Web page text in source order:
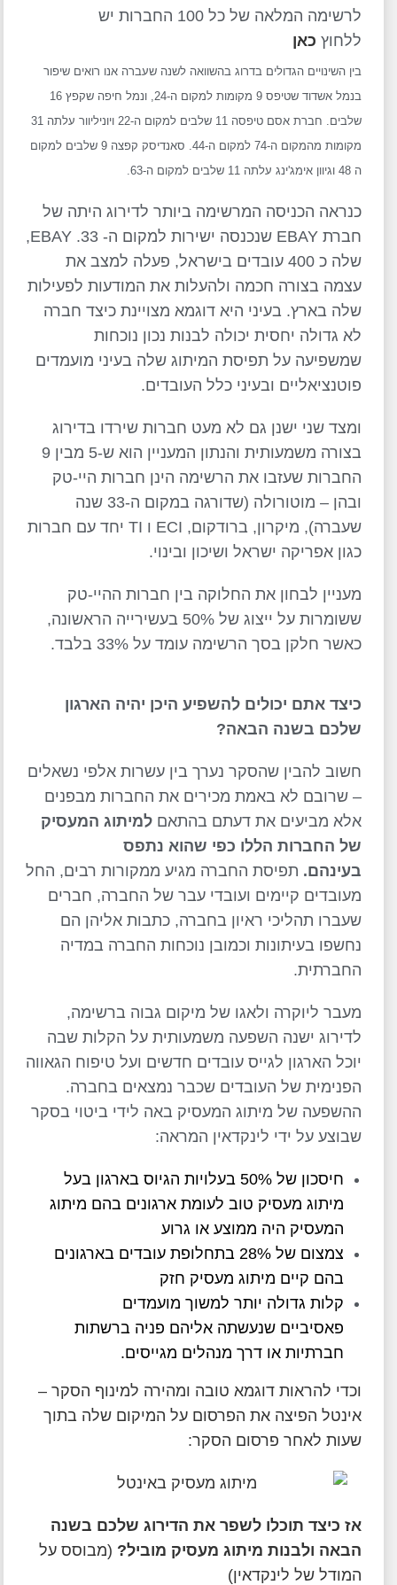
לרשימה המלאה של כל 100 החברות יש
ללחוץ כאן
בין השינויים הגדולים בדרוג בהשוואה לשנה שעברה אנו רואים שיפור
בנמל אשדוד שטיפס 9 מקומות למקום ה-24, ונמל חיפה שקפץ 16
שלבים. חברת אסם טיפסה 11 שלבים למקום ה-22 ויוניליוור עלתה 31
מקומות מהמקום ה-74 למקום ה-44. סאנדיסק קפצה 9 שלבים למקום
ה 48 וגיוון אימג'ינג עלתה 11 שלבים למקום ה-63.
כנראה הכניסה המרשימה ביותר לדירוג היתה של
חברת EBAY שנכנסה ישירות למקום ה- 33. EBAY,
שלה כ 400 עובדים בישראל, פעלה למצב את
עצמה בצורה חכמה ולהעלות את המודעות לפעילות
שלה בארץ. בעיני היא דוגמא מצויינת כיצד חברה
לא גדולה יחסית יכולה לבנות נכון נוכחות
שמשפיעה על תפיסת המיתוג שלה בעיני מועמדים
פוטנציאליים ובעיני כלל העובדים.
ומצד שני ישנן גם לא מעט חברות שירדו בדירוג
בצורה משמעותית והנתון המעניין הוא ש-5 מבין 9
החברות שעזבו את הרשימה הינן חברות היי-טק
ובהן – מוטורולה (שדורגה במקום ה-33 שנה
שעברה), מיקרון, ברודקום, ECI ו TI יחד עם חברות
כגון אפריקה ישראל ושיכון ובינוי.
מעניין לבחון את החלוקה בין חברות ההיי-טק
ששומרות על ייצוג של 50% בעשירייה הראשונה,
כאשר חלקן בסך הרשימה עומד על 33% בלבד.
כיצד אתם יכולים להשפיע היכן יהיה הארגון
שלכם בשנה הבאה?
חשוב להבין שהסקר נערך בין עשרות אלפי נשאלים
– שרובם לא באמת מכירים את החברות מבפנים
אלא מביעים את דעתם בהתאם למיתוג המעסיק
של החברות הללו כפי שהוא נתפס
בעינהם. תפיסת החברה מגיע ממקורות רבים, החל
מעובדים קיימים ועובדי עבר של החברה, חברים
שעברו תהליכי ראיון בחברה, כתבות אליהן הם
נחשפו בעיתונות וכמובן נוכחות החברה במדיה
החברתית.
מעבר ליוקרה ולאגו של מיקום גבוה ברשימה,
לדירוג ישנה השפעה משמעותית על הקלות שבה
יוכל הארגון לגייס עובדים חדשים ועל טיפוח הגאווה
הפנימית של העובדים שכבר נמצאים בחברה.
ההשפעה של מיתוג המעסיק באה לידי ביטוי בסקר
שבוצע על ידי לינקדאין המראה:
חיסכון של 50% בעלויות הגיוס בארגון בעל
מיתוג מעסיק טוב לעומת ארגונים בהם מיתוג
המעסיק היה ממוצע או גרוע
צמצום של 28% בתחלופת עובדים בארגונים
בהם קיים מיתוג מעסיק חזק
קלות גדולה יותר למשוך מועמדים
פאסיביים שנעשתה אליהם פניה ברשתות
חברתיות או דרך מנהלים מגייסים.
וכדי להראות דוגמא טובה ומהירה למינוף הסקר –
אינטל הפיצה את הפרסום על המיקום שלה בתוך
שעות לאחר פרסום הסקר:
אז כיצד תוכלו לשפר את הדירוג שלכם בשנה
הבאה ולבנות מיתוג מעסיק מוביל? (מבוסס על
המודל של לינקדאין)